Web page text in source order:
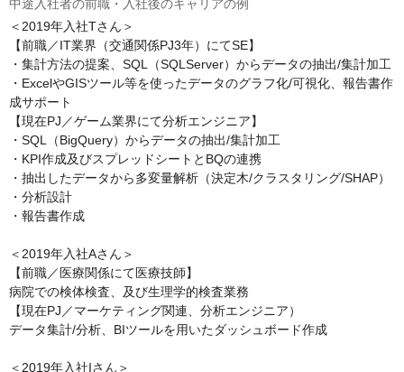
中途入社者の前職・入社後のキャリアの例
＜2019年入社Tさん＞
【前職／IT業界（交通関係PJ3年）にてSE】
・集計方法の提案、SQL（SQLServer）からデータの抽出/集計加工
・ExcelやGISツール等を使ったデータのグラフ化/可視化、報告書作
成サポート
【現在PJ／ゲーム業界にて分析エンジニア】
・SQL（BigQuery）からデータの抽出/集計加工
・KPI作成及びスプレッドシートとBQの連携
・抽出したデータから多変量解析（決定木/クラスタリング/SHAP）
・分析設計
・報告書作成
＜2019年入社Aさん＞
【前職／医療関係にて医療技師】
病院での検体検査、及び生理学的検査業務
【現在PJ／マーケティング関連、分析エンジニア）
データ集計/分析、BIツールを用いたダッシュボード作成
＜2019年入社Iさん＞